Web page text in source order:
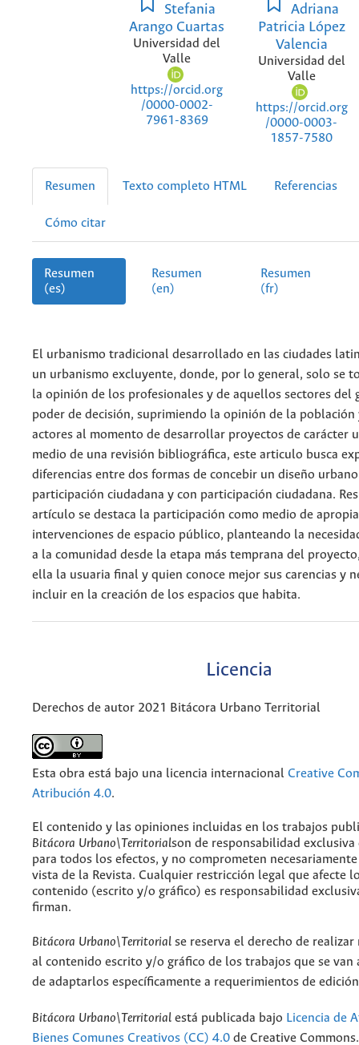
Stefania
Arango Cuartas
Universidad del
Valle
https://orcid.org
/0000-0002-
7961-8369
Adriana
Patricia López
Valencia
Universidad del
Valle
https://orcid.org
/0000-0003-
1857-7580
Resumen Texto completo HTML Referencias
Cómo citar
Resumen
(es)
Resumen
(en)
Resumen
(fr)
El urbanismo tradicional desarrollado en las ciudades
un urbanismo excluyente, donde, por lo general, solo se
la opinión de los profesionales y de aquellos sectores del
poder de decisión, suprimiendo la opinión de la población
actores al momento de desarrollar proyectos de carácter
medio de una revisión bibliográfica, este articulo busca
diferencias entre dos formas de concebir un diseño
participación ciudadana y con participación ciudadana.
artículo se destaca la participación como medio de
intervenciones de espacio público, planteando la
a la comunidad desde la etapa más temprana del
ella la usuaria final y quien conoce mejor sus carencias y
incluir en la creación de los espacios que habita.
Licencia
Derechos de autor 2021 Bitácora Urbano Territorial
Esta obra está bajo una licencia internacional Creative
Atribución 4.0.
El contenido y las opiniones incluidas en los trabajos
Bitácora Urbano\Territorialson de responsabilidad exclusiva
para todos los efectos, y no comprometen
vista de la Revista. Cualquier restricción legal que afecte
contenido (escrito y/o gráfico) es responsabilidad
firman.
Bitácora Urbano\Territorial se reserva el derecho de realizar
al contenido escrito y/o gráfico de los trabajos que se van
de adaptarlos específicamente a requerimientos de
Bitácora Urbano\Territorial está publicada bajo Licencia de
Bienes Comunes Creativos (CC) 4.0 de Creative